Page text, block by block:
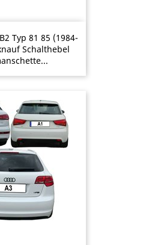
Typ 81 85 (1984-
Schalthebel